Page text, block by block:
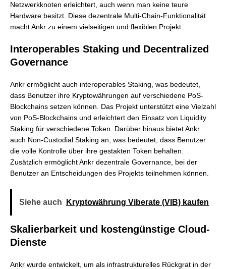
Netzwerkknoten erleichtert, auch wenn man keine teure
Hardware besitzt. Diese dezentrale Multi-Chain-Funktionalität
macht Ankr zu einem vielseitigen und flexiblen Projekt.
Interoperables Staking und Decentralized
Governance
Ankr ermöglicht auch interoperables Staking, was bedeutet,
dass Benutzer ihre Kryptowährungen auf verschiedene PoS-
Blockchains setzen können. Das Projekt unterstützt eine Vielzahl
von PoS-Blockchains und erleichtert den Einsatz von Liquidity
Staking für verschiedene Token. Darüber hinaus bietet Ankr
auch Non-Custodial Staking an, was bedeutet, dass Benutzer
die volle Kontrolle über ihre gestakten Token behalten.
Zusätzlich ermöglicht Ankr dezentrale Governance, bei der
Benutzer an Entscheidungen des Projekts teilnehmen können.
Siehe auch Kryptowährung Viberate (VIB) kaufen
Skalierbarkeit und kostengünstige Cloud-
Dienste
Ankr wurde entwickelt, um als infrastrukturelles Rückgrat in der